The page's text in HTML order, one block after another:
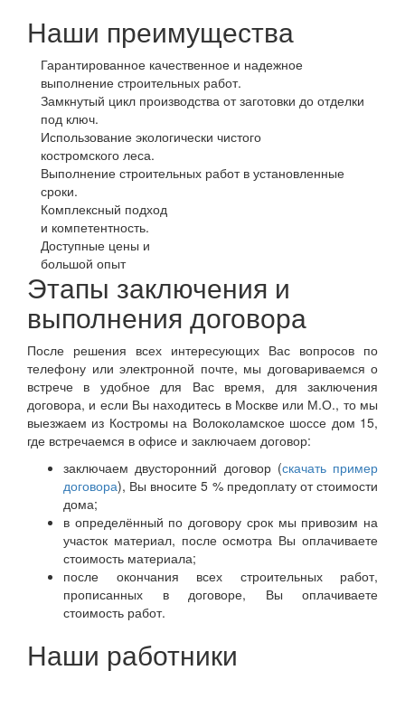
Наши преимущества
Гарантированное качественное и надежное
выполнение строительных работ.
Замкнутый цикл производства от заготовки до отделки
под ключ.
Использование экологически чистого
костромского леса.
Выполнение строительных работ в установленные
сроки.
Комплексный подход
и компетентность.
Доступные цены и
большой опыт
Этапы заключения и
выполнения договора
После решения всех интересующих Вас вопросов по
телефону или электронной почте, мы договариваемся о
встрече в удобное для Вас время, для заключения
договора, и если Вы находитесь в Москве или М.О., то мы
выезжаем из Костромы на Волоколамское шоссе дом 15,
где встречаемся в офисе и заключаем договор:
заключаем двусторонний договор (скачать пример
договора), Вы вносите 5 % предоплату от стоимости
дома;
в определённый по договору срок мы привозим на
участок материал, после осмотра Вы оплачиваете
стоимость материала;
после окончания всех строительных работ,
прописанных в договоре, Вы оплачиваете
стоимость работ.
Наши работники